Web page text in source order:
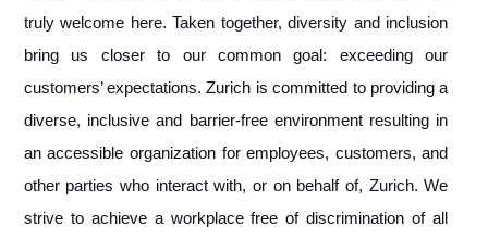
truly welcome here. Taken together, diversity and inclusion
bring us closer to our common goal: exceeding our
customers’ expectations. Zurich is committed to providing a
diverse, inclusive and barrier-free environment resulting in
an accessible organization for employees, customers, and
other parties who interact with, or on behalf of, Zurich. We
strive to achieve a workplace free of discrimination of all